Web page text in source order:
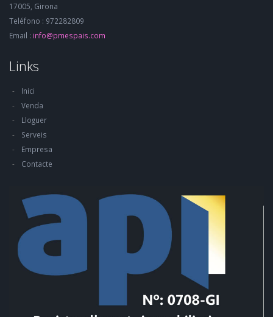
17005, Girona
Teléfono : 972282809
Email : info@pmespais.com
Links
Inici
Venda
Lloguer
Serveis
Empresa
Contacte